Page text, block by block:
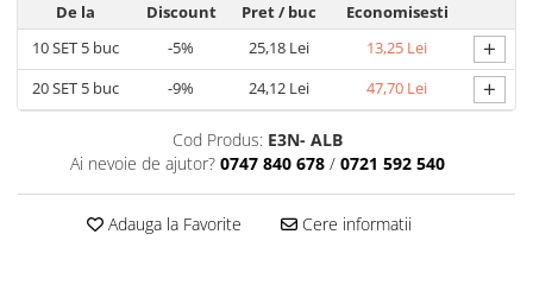
CUTII CU SERTAR PENTRU PRALINE
CUTII CU SERTAR SI INSERT PENTRU
4 PRALINE
CUTII MEDII SI MARI PENTRU 10-40
CUTII MICI CU PANGLICA SI SERTAR
CUTII MICI PENTRU 2-10
De la
Discount Pret/ buc
Economisesti
10SET 5 buc -5% 25,18 Lei 13,25 Lei +
20SET 5 buc -9% 24,12 Lei 47,70 Lei +
Cod Produs: E3N- ALB
Ai nevoie de ajutor? 0747 840 678 / 0721 592 540
Adauga la Favorite Cere informatii